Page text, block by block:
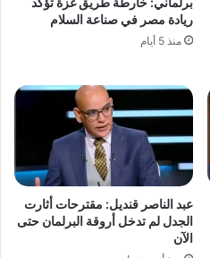
ريادة مصر في صناعة السلام
منذ 5 أيام
عبد الناصر قنديل: مقترحات أثارت
الجدل لم تدخل أروقة البرلمان حتى
الآن